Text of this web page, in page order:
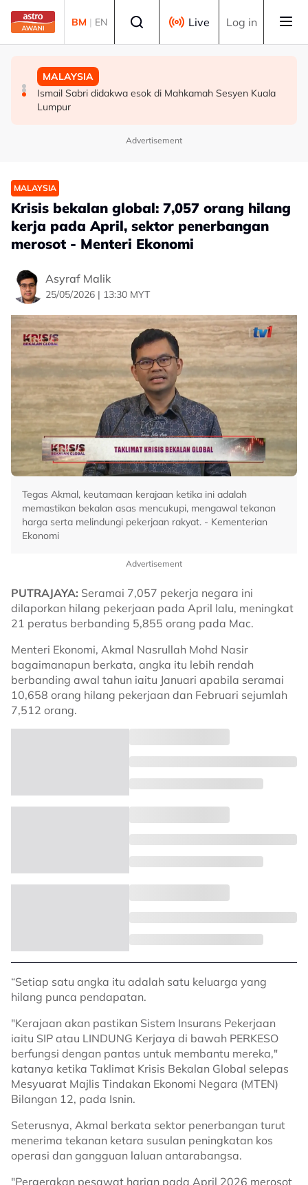
Skip to main content
BM | EN Live Log in
MALAYSIA
Malaysia mula siasatan anti-lambakan keluli dari China,
Taiwan, Vietnam -- MITI
MALAYSIA
Wanita didenda RM75,000 mengaku salah beri rasuah
kepada pegawai jas
MALAYSIA
Ismail Sabri didakwa esok di Mahkamah Sesyen Kuala
Lumpur
Advertisement
MALAYSIA
Krisis bekalan global: 7,057 orang hilang
kerja pada April, sektor penerbangan
merosot - Menteri Ekonomi
Asyraf Malik
25/05/2026 | 13:30 MYT
Tegas Akmal, keutamaan kerajaan ketika ini adalah
memastikan bekalan asas mencukupi, mengawal tekanan
harga serta melindungi pekerjaan rakyat. - Kementerian
Ekonomi
Advertisement
PUTRAJAYA: Seramai 7,057 pekerja negara ini
dilaporkan hilang pekerjaan pada April lalu, meningkat
21 peratus berbanding 5,855 orang pada Mac.
Menteri Ekonomi, Akmal Nasrullah Mohd Nasir
bagaimanapun berkata, angka itu lebih rendah
berbanding awal tahun iaitu Januari apabila seramai
10,658 orang hilang pekerjaan dan Februari sejumlah
7,512 orang.
“Setiap satu angka itu adalah satu keluarga yang
hilang punca pendapatan.
"Kerajaan akan pastikan Sistem Insurans Pekerjaan
iaitu SIP atau LINDUNG Kerjaya di bawah PERKESO
berfungsi dengan pantas untuk membantu mereka,"
katanya ketika Taklimat Krisis Bekalan Global selepas
Mesyuarat Majlis Tindakan Ekonomi Negara (MTEN)
Bilangan 12, pada Isnin.
Seterusnya, Akmal berkata sektor penerbangan turut
menerima tekanan ketara susulan peningkatan kos
operasi dan gangguan laluan antarabangsa.
"Pergerakan pesawat harian pada April 2026 merosot